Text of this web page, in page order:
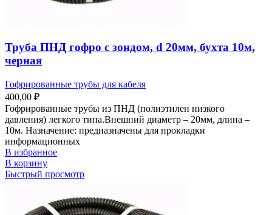
Труба ПНД гофро с зондом, d 20мм, бухта 10м,
черная
Гофрированные трубы для кабеля
400,00 ₽
Гофрированные трубы из ПНД (полиэтилен низкого
давления) легкого типа.Внешний диаметр – 20мм, длина –
10м. Назначение: предназначены для прокладки
информационных
В избранное
В корзину
Быстрый просмотр